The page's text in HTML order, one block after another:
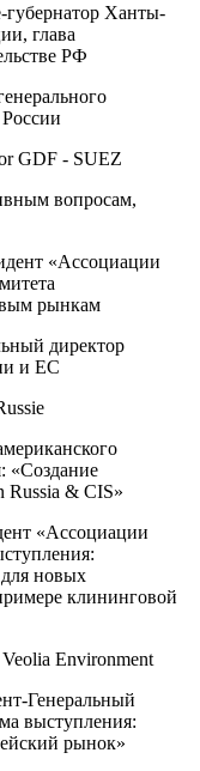
Ханты-
глава
РФ
GDF - SUEZ
вопросам,
«Ассоциации
рынкам
директор
и ЕС
«Создание
Russia & CIS»
«Ассоциации
новых
клининговой
Environment
Генеральный
выступления:
рынок»